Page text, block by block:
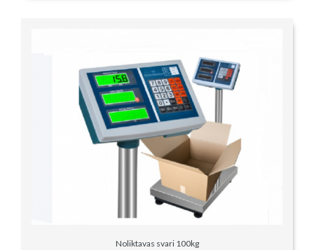
Noliktavas svari 100kg